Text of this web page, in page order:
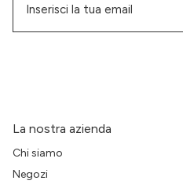
La nostra azienda
Chi siamo
Negozi